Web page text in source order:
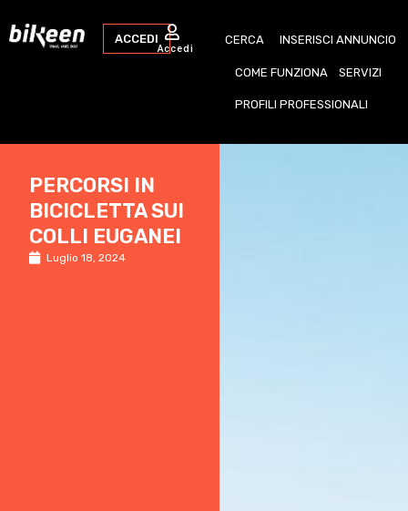
ACCEDI
Accedi
CERCA INSERISCI ANNUNCIO
COME FUNZIONA SERVIZI
PROFILI PROFESSIONALI
PERCORSI IN
BICICLETTA SUI
COLLI EUGANEI
Luglio 18, 2024